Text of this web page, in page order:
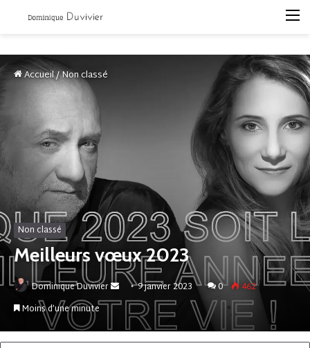
Accueil/Non classé
Non classé
Meilleurs vœux 2023
Dominique Duvivier
Envoyer
un
courriel
9 janvier 2023 0
462
Moins d’une minute